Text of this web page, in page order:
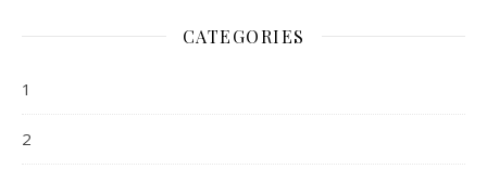
CATEGORIES
1
2